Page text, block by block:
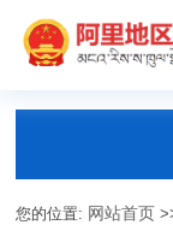
您的位置: 网站首页